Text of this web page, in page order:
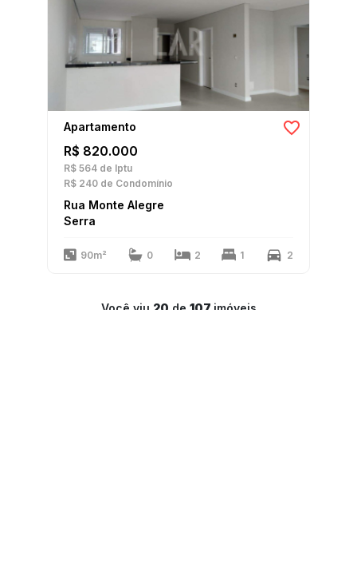
Apartamento
R$ 820.000
R$ 564 de Iptu
R$ 240 de Condomínio
Rua Monte Alegre
Serra
90m² 0 2 1 2
Você viu 20 de 107 imóveis